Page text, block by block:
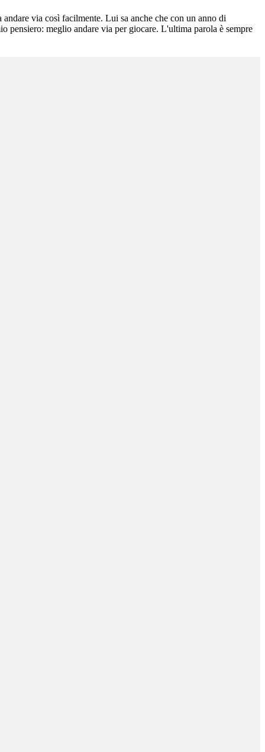
via così facilmente. Lui sa anche che con un anno di
pensiero: meglio andare via per giocare. L'ultima parola è sempre